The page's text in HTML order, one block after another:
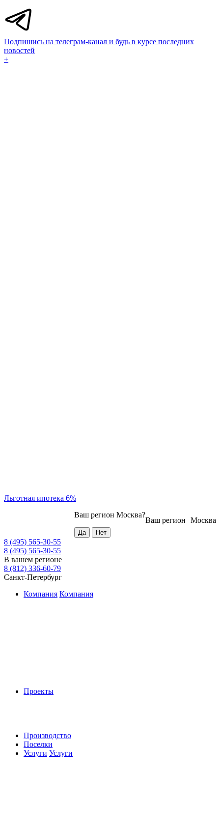
Подпишись на телеграм-канал и будь в курсе последних
новостей
+
Льготная ипотека 6%
Москва
Ваш регион
Ваш регион Москва?
8 (495) 565-30-55
8 (495) 565-30-55
В вашем регионе
8 (812) 336-60-79
Санкт-Петербург
Компания Компания
Проекты
Производство
Поселки
Услуги Услуги